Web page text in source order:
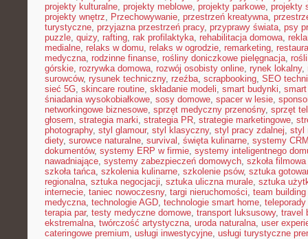
projekty kulturalne, projekty meblowe, projekty parkowe, projekty
projekty wnętrz, Przechowywanie, przestrzeń kreatywna,
turystyczne, przyjazna przestrzeń pracy, przyprawy świata, psy
puzzle, quizy, rafting, rak profilaktyka, rehabilitacja domowa,
medialne, relaks w domu, relaks w ogrodzie, remarketing,
medyczna, rodzinne finanse, rośliny doniczkowe pielęgnacja,
górskie, rozrywka domowa, rozwój osobisty online, rynek lokalny,
surowców, rysunek techniczny, rzeźba, scrapbooking, SEO
sieć 5G, skincare routine, składanie modeli, smart budynki,
śniadania wysokobiałkowe, sosy domowe, spacer w lesie,
networkingowe biznesowe, sprzęt medyczny przenośny, sprzęt
głosem, strategia marki, strategia PR, strategie marketingowe,
photography, styl glamour, styl klasyczny, styl pracy zdalnej, styl
diety, surowce naturalne, survival , święta kulinarne, systemy
dokumentów, systemy ERP w firmie, systemy inteligentnego
nawadniające, systemy zabezpieczeń domowych, szkoła
szkoła tańca, szkolenia kulinarne, szkolenie psów, sztuka
regionalna, sztuka negocjacji, sztuka uliczna murale, sztuka
internecie, taniec nowoczesny, targi nieruchomości, team
medyczna, technologie AGD, technologie smart home,
terapia par, testy medyczne domowe, transport luksusowy, travel
ekstremalna, twórczość artystyczna, uroda naturalna, user
cateringowe premium, usługi inwestycyjne, usługi turystyczne